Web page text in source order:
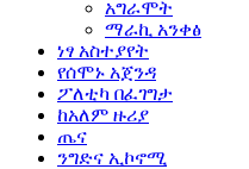
አግራሞት
ማራኪ አንቀፅ
ነፃ አስተያየት
የሰሞኑ አጀንዳ
ፖለቲካ በፈገግታ
ከአለም ዙሪያ
ጤና
ንግድና ኢኮኖሚ